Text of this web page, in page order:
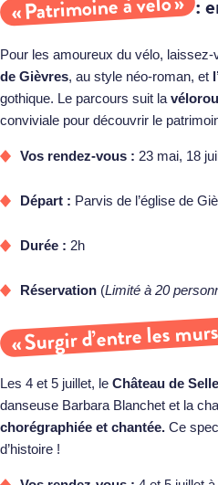
:
Pour les amoureux du vélo,
de Gièvres, au style néo‑roman, et
gothique. Le parcours suit la
conviviale pour découvrir le
Vos rendez-vous : 23 mai, 18
Départ : Parvis de l’église de
Durée : 2h
Réservation (Limité à 20
« Surgir d’entre les
Les 4 et 5 juillet, le Château de
danseuse Barbara Blanchet et la
chorégraphiée et chantée. Ce
d’histoire !